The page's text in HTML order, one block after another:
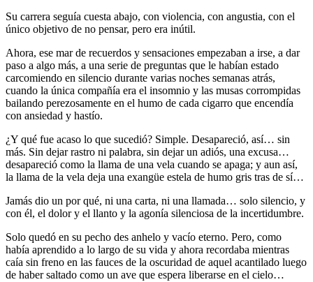
Su carrera seguía cuesta abajo, con violencia, con angustia, con el
único objetivo de no pensar, pero era inútil.
Ahora, ese mar de recuerdos y sensaciones empezaban a irse, a dar
paso a algo más, a una serie de preguntas que le habían estado
carcomiendo en silencio durante varias noches semanas atrás,
cuando la única compañía era el insomnio y las musas corrompidas
bailando perezosamente en el humo de cada cigarro que encendía
con ansiedad y hastío.
¿Y qué fue acaso lo que sucedió? Simple. Desapareció, así… sin
más. Sin dejar rastro ni palabra, sin dejar un adiós, una excusa…
desapareció como la llama de una vela cuando se apaga; y aun así,
la llama de la vela deja una exangüe estela de humo gris tras de sí…
Jamás dio un por qué, ni una carta, ni una llamada… solo silencio, y
con él, el dolor y el llanto y la agonía silenciosa de la incertidumbre.
Solo quedó en su pecho des anhelo y vacío eterno. Pero, como
había aprendido a lo largo de su vida y ahora recordaba mientras
caía sin freno en las fauces de la oscuridad de aquel acantilado luego
de haber saltado como un ave que espera liberarse en el cielo…